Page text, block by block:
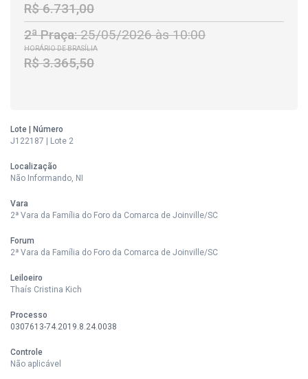
R$ 6.731,00
2ª Praça:25/05/2026 às 10:00
HORÁRIO DE BRASÍLIA
R$ 3.365,50
Lote | Número
J122187 | Lote 2
Localização
Não Informando, NI
Vara
2ª Vara da Família do Foro da Comarca de Joinville/SC
Forum
2ª Vara da Família do Foro da Comarca de Joinville/SC
Leiloeiro
Thaís Cristina Kich
Processo
0307613-74.2019.8.24.0038
Controle
Não aplicável